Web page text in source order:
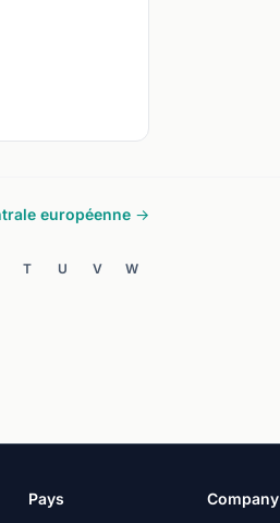
européenne →
T U V W
Pays Company